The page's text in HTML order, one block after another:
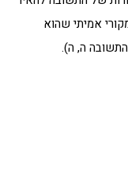
אמיתי שהוא
ה, ה).